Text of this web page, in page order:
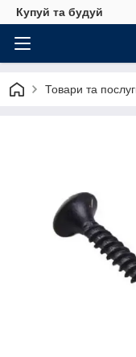
Купуй та будуй
Товари та